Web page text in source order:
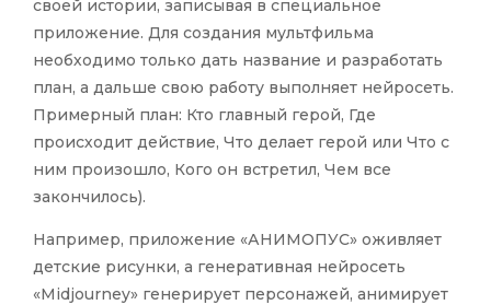
своей истории, записывая в специальное
приложение. Для создания мультфильма
необходимо только дать название и разработать
план, а дальше свою работу выполняет нейросеть.
Примерный план: Кто главный герой, Где
происходит действие, Что делает герой или Что с
ним произошло, Кого он встретил, Чем все
закончилось).
Например, приложение «АНИМОПУС» оживляет
детские рисунки, а генеративная нейросеть
«Midjourney» генерирует персонажей, анимирует